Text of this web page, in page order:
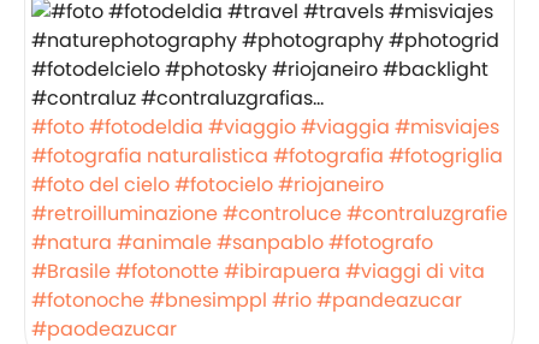
#foto#fotodeldia #viaggio#viaggia #misviajes
#fotografia naturalistica #fotografia #fotogriglia
#foto del cielo#fotocielo#riojaneiro
#retroilluminazione#controluce#contraluzgrafie
#natura #animale#sanpablo#fotografo
#Brasile#fotonotte#ibirapuera #viaggi di vita
#fotonoche#bnesimppl #rio#pandeazucar
#paodeazucar